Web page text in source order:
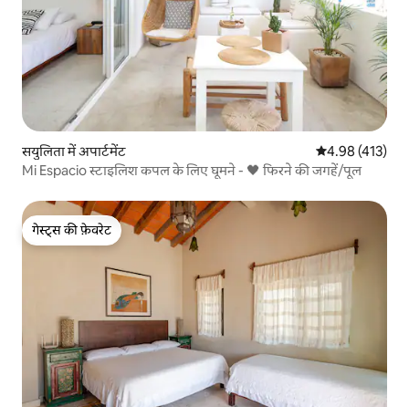
सयुलिता में अपार्टमेंट औसत रेटिंग 5 में से
4.98 (413)
Mi Espacio स्टाइलिश कपल के लिए घूमने - 🖤 फिरने की जगहें/पूल
गेस्ट्स की फ़ेवरेट
गेस्ट्स की फ़ेवरेट